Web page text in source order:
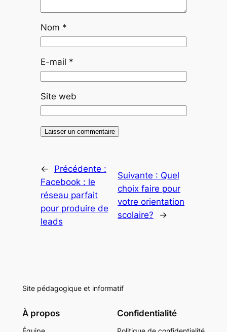
Nom *
E-mail *
Site web
←
Précédente :
Facebook : le
réseau parfait
pour produire de
leads
Suivante : Quel
choix faire pour
votre orientation
scolaire?
→
Site pédagogique et informatif
À propos Confidentialité